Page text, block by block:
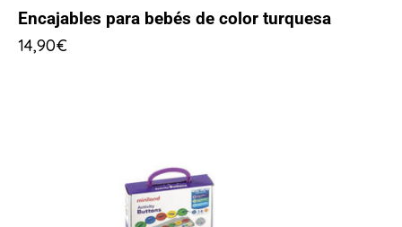
Encajables para bebés de color turquesa
14,90€